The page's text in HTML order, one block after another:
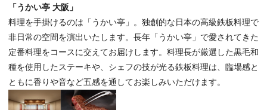
「うかい亭 大阪」
料理を手掛けるのは「うかい亭」。独創的な日本の高級鉄板料理で
非日常の空間を演出いたします。長年「うかい亭」で愛されてきた
定番料理をコースに交えてお届けします。料理長が厳選した黒毛和
種を使用したステーキや、シェフの技が光る鉄板料理は、臨場感と
ともに香りや音など五感を通してお楽しみいただけます。